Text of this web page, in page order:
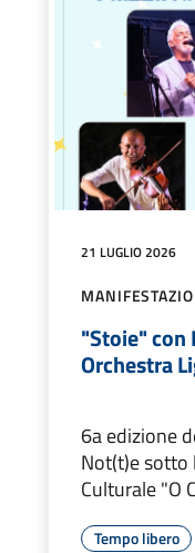
21 LUGLIO 2026
"Stoie" con
Orchestra
6a edizione
Not(t)e sotto
Culturale "O
Tempo libero